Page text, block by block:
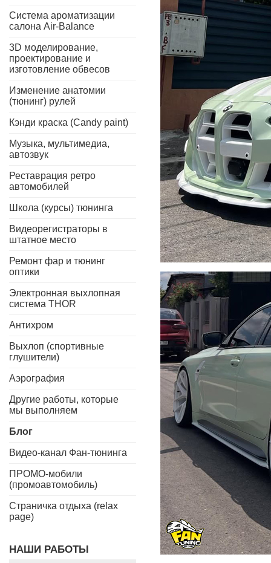
Система ароматизации
салона Air-Balance
3D моделирование,
проектирование и
изготовление обвесов
Изменение анатомии
(тюнинг) рулей
Кэнди краска (Candy paint)
Музыка, мультимедиа,
автозвук
Реставрация ретро
автомобилей
Школа (курсы) тюнинга
Видеорегистраторы в
штатное место
Ремонт фар и тюнинг
оптики
Электронная выхлопная
система THOR
Антихром
Выхлоп (спортивные
глушители)
Аэрография
Другие работы, которые
мы выполняем
Блог
Видео-канал Фан-тюнинга
ПРОМО-мобили
(промоавтомобиль)
Страничка отдыха (relax
page)
НАШИ РАБОТЫ